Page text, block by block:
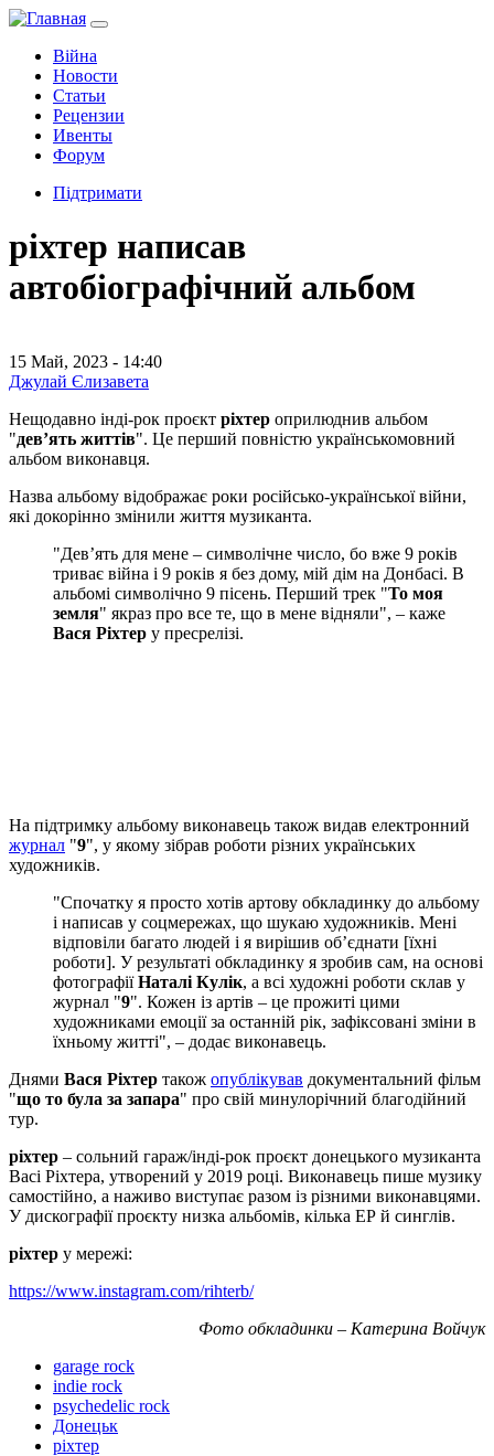
Війна
Новости
Статьи
Рецензии
Ивенты
Форум
Підтримати
ріхтер написав
автобіографічний альбом
15 Май, 2023 - 14:40
Джулай Єлизавета
Нещодавно інді-рок проєкт ріхтер оприлюднив альбом
"дев’ять життів". Це перший повністю українськомовний
альбом виконавця.
Назва альбому відображає роки російсько-української війни,
які докорінно змінили життя музиканта.
"Дев’ять для мене – символічне число, бо вже 9 років
триває війна і 9 років я без дому, мій дім на Донбасі. В
альбомі символічно 9 пісень. Перший трек "То моя
земля" якраз про все те, що в мене відняли", – каже
Вася Ріхтер у пресрелізі.
На підтримку альбому виконавець також видав електронний
журнал "9", у якому зібрав роботи різних українських
художників.
"Спочатку я просто хотів артову обкладинку до альбому
і написав у соцмережах, що шукаю художників. Мені
відповіли багато людей і я вирішив об’єднати [їхні
роботи]. У результаті обкладинку я зробив сам, на основі
фотографіїНаталі Кулік, а всі художні роботи склав у
журнал "9". Кожен із артів – це прожиті цими
художниками емоції за останній рік, зафіксовані зміни в
їхньому житті", – додає виконавець.
Днями Вася Ріхтер також опублікував документальний фільм
"що то була за запара" про свій минулорічний благодійний
тур.
ріхтер – сольний гараж/інді-рок проєкт донецького музиканта
Васі Ріхтера, утворений у 2019 році. Виконавець пише музику
самостійно, а наживо виступає разом із різними виконавцями.
У дискографії проєкту низка альбомів, кілька ЕР й синглів.
ріхтер у мережі:
https://www.instagram.com/rihterb/
Фото обкладинки – Катерина Войчук
garage rock
indie rock
psychedelic rock
Донецьк
ріхтер